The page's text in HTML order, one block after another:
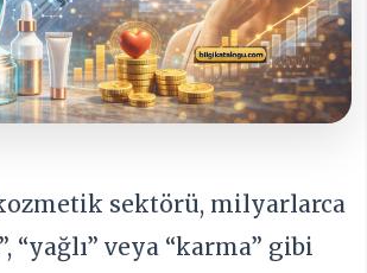
sektörü, milyarlarca
“yağlı” veya “karma” gibi